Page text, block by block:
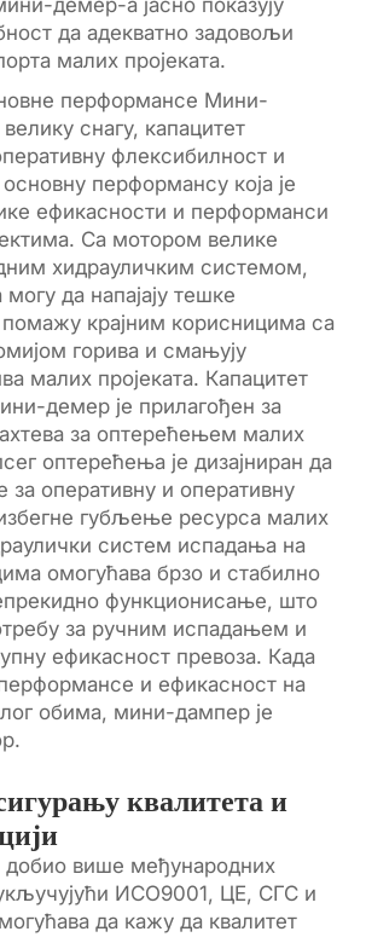
демер-а јасно показују
да адекватно задовољи
малих пројеката.
перформансе Мини-
снагу, капацитет
флексибилност и
перформансу која је
ефикасности и перформанси
Са мотором велике
хидрауличким системом,
да напајају тешке
крајним корисницима са
горива и смањују
малих пројеката. Капацитет
демер је прилагођен за
за оптерећењем малих
оптерећења је дизајниран да
за оперативну и оперативну
губљење ресурса малих
систем испадања на
омогућава брзо и стабилно
функционисање, што
за ручним испадањем и
ефикасност превоза. Када
и ефикасност на
обима, мини-дампер је
квалитета и
добио више међународних
ИСО9001, ЦЕ, СГС и
да кажу да квалитет